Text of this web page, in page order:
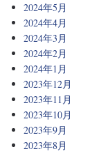
2024年5月
2024年4月
2024年3月
2024年2月
2024年1月
2023年12月
2023年11月
2023年10月
2023年9月
2023年8月